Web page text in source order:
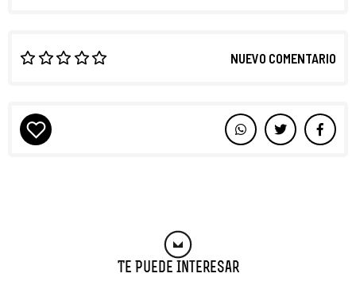
NUEVO COMENTARIO
Te Puede Interesar